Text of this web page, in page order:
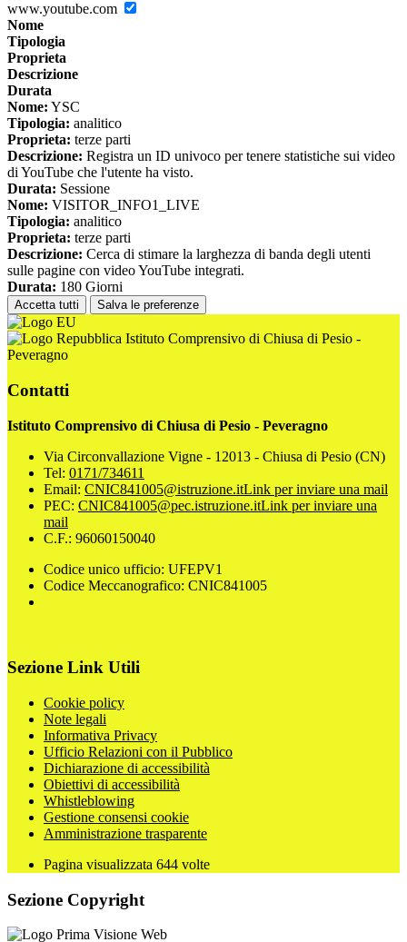
www.youtube.com
Nome
Tipologia
Proprieta
Descrizione
Durata
Nome: YSC
Tipologia: analitico
Proprieta: terze parti
Descrizione: Registra un ID univoco per tenere statistiche sui video
di YouTube che l'utente ha visto.
Durata: Sessione
Nome: VISITOR_INFO1_LIVE
Tipologia: analitico
Proprieta: terze parti
Descrizione: Cerca di stimare la larghezza di banda degli utenti
sulle pagine con video YouTube integrati.
Durata: 180 Giorni
Accetta tutti Salva le preferenze
Istituto Comprensivo di Chiusa di Pesio -
Peveragno
Contatti
Istituto Comprensivo di Chiusa di Pesio - Peveragno
Via Circonvallazione Vigne - 12013 - Chiusa di Pesio (CN)
Tel: 0171/734611
Email: CNIC841005@istruzione.itLink per inviare una mail
PEC: CNIC841005@pec.istruzione.itLink per inviare una
mail
C.F.: 96060150040
Codice unico ufficio: UFEPV1
Codice Meccanografico: CNIC841005
Sezione Link Utili
Cookie policy
Note legali
Informativa Privacy
Ufficio Relazioni con il Pubblico
Dichiarazione di accessibilità
Obiettivi di accessibilità
Whistleblowing
Gestione consensi cookie
Amministrazione trasparente
Pagina visualizzata 644 volte
Sezione Copyright